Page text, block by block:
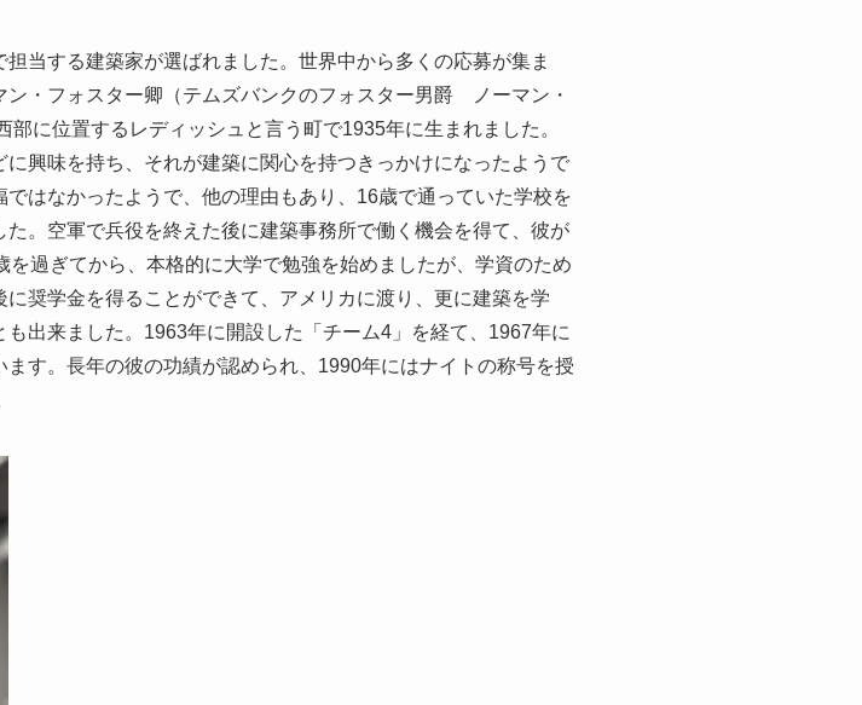
当する建築家が選ばれました。世界中から多くの応募が集ま
・フォスター卿（テムズバンクのフォスター男爵 ノーマン・
に位置するレディッシュと言う町で1935年に生まれました。
興味を持ち、それが建築に関心を持つきっかけになったようで
はなかったようで、他の理由もあり、16歳で通っていた学校を
。空軍で兵役を終えた後に建築事務所で働く機会を得て、彼が
過ぎてから、本格的に大学で勉強を始めましたが、学資のため
奨学金を得ることができて、アメリカに渡り、更に建築を学
出来ました。1963年に開設した「チーム4」を経て、1967年に
す。長年の彼の功績が認められ、1990年にはナイトの称号を授